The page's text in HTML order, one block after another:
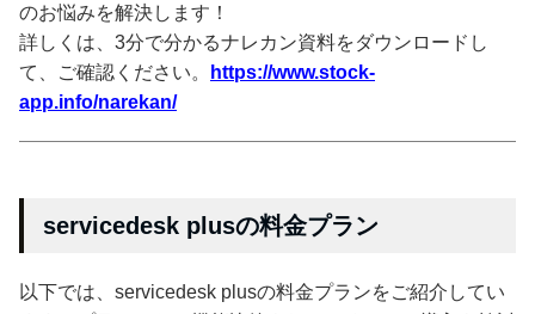
のお悩みを解決します！
詳しくは、3分で分かるナレカン資料をダウンロードし
て、ご確認ください。
https://www.stock-
app.info/narekan/
servicedesk plusの料金プラン
以下では、servicedesk plusの料金プランをご紹介してい